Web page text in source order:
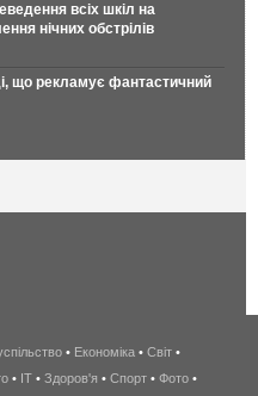
всіх шкіл на
нічних обстрілів
що рекламує фантастичний
беспроводной
интернет
• Економіка • Світ •
• IT • Здоров'я • Спорт • Фото •